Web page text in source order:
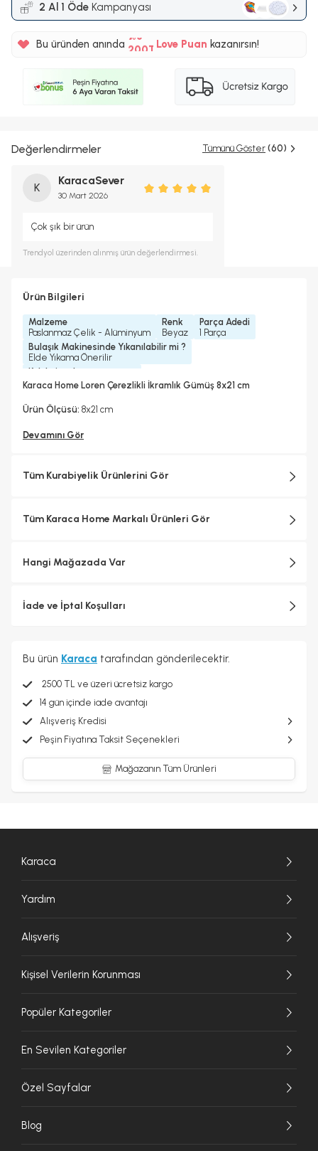
2 Al 1 Öde Kampanyası
Bu üründen anında 200TLLove Puankazanırsın!
Değerlendirmeler Tümünü Göster (60)
K
KaracaSever
30 Mart 2026
Çok şık bir ürün
Trendyol üzerinden alınmış ürün değerlendirmesi.
Ürün Bilgileri
Malzeme
Paslanmaz Çelik - Alüminyum
Renk
Beyaz
Parça Adedi
1 Parça
Bulaşık Makinesinde Yıkanılabilir mi ?
Elde Yıkama Önerilir
Koleksiyonlar
Loren & Maıson Collectıon
Karaca Home Loren Çerezlikli İkramlık Gümüş 8x21 cm
Ürün Ölçüsü: 8x21 cm
Devamını Gör
Tüm Kurabiyelik Ürünlerini Gör
Tüm Karaca Home Markalı Ürünleri Gör
Hangi Mağazada Var
İade ve İptal Koşulları
Bu ürün Karaca tarafından gönderilecektir.
2500 TL ve üzeri ücretsiz kargo
14 gün içinde iade avantajı
Alışveriş Kredisi
Peşin Fiyatına Taksit Seçenekleri
Mağazanın Tüm Ürünleri
Karaca
Yardım
Alışveriş
Kişisel Verilerin Korunması
Popüler Kategoriler
En Sevilen Kategoriler
Özel Sayfalar
Blog